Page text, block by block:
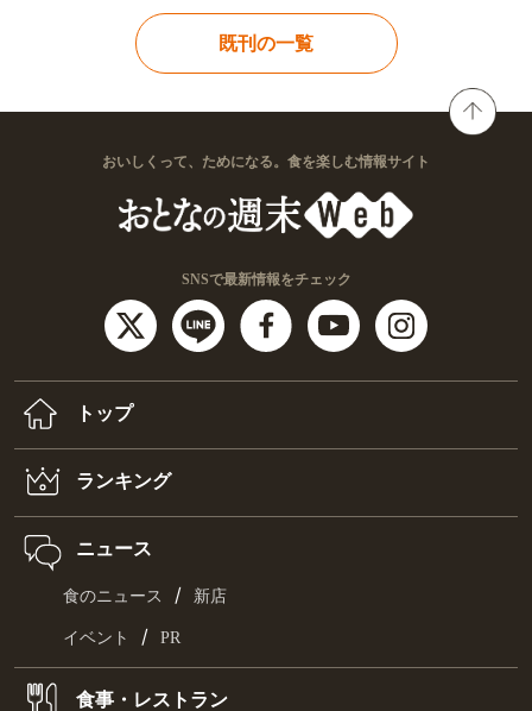
既刊の一覧
おいしくって、ためになる。食を楽しむ情報サイト
SNSで最新情報をチェック
トップ
ランキング
ニュース
食のニュース / 新店
イベント / PR
食事・レストラン